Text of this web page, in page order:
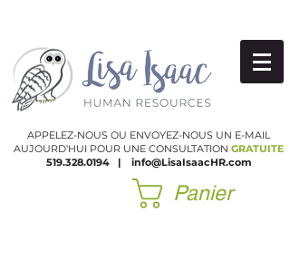
APPELEZ-NOUS OU ENVOYEZ-NOUS UN E-MAIL
AUJOURD'HUI POUR UNE CONSULTATION GRATUITE
519.328.0194
|​ info@LisaIsaacHR.com
Panier